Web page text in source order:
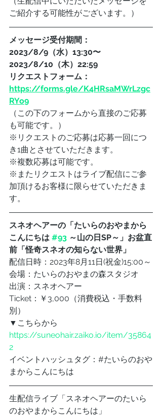
ご紹介する可能性がございます。）
メッセージ受付期間：
2023/8/9（水）13:30〜
2023/8/10（木）22:59
リクエストフォーム：
https://forms.gle/K4HRsaMWrLzgc
RYo9
（この下のフォームから直接のご応募
も可能です。）
※リクエストのご応募は応募一回につ
き1曲とさせていただきます。
※複数応募は可能です。
※またリクエストはライブ配信にご参
加頂けるお客様に限らせていただきま
す。
スネオヘアーの「たいらのおやまから
こんにちは #93 ～山の日SP～」お盆直
前「怪奇スネオの知らない世界」
配信日時：2023年8月11日(祝金)15:00～
会場：たいらのおやまの森スタジオ
出演：スネオヘアー
Ticket：￥3,000（消費税込・手数料
別）
▼こちらから
https://suneohair.zaiko.io/item/35864
2
イベントハッシュタグ：#たいらのおや
まからこんにちは
生配信ライブ「スネオヘアーのたいら
のおやまからこんにちは」